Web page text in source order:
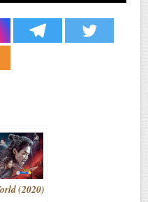
(2020)